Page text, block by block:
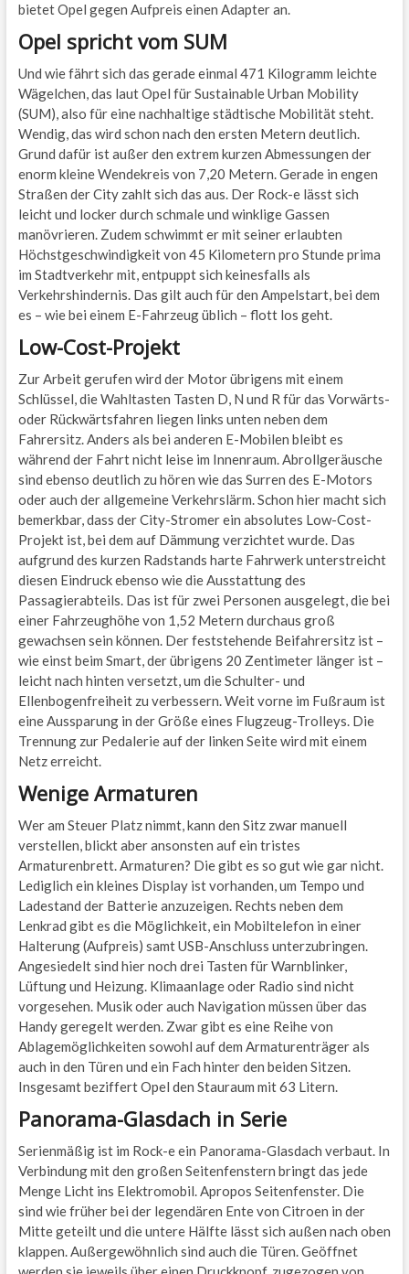
bietet Opel gegen Aufpreis einen Adapter an.
Opel spricht vom SUM
Und wie fährt sich das gerade einmal 471 Kilogramm leichte
Wägelchen, das laut Opel für Sustainable Urban Mobility
(SUM), also für eine nachhaltige städtische Mobilität steht.
Wendig, das wird schon nach den ersten Metern deutlich.
Grund dafür ist außer den extrem kurzen Abmessungen der
enorm kleine Wendekreis von 7,20 Metern. Gerade in engen
Straßen der City zahlt sich das aus. Der Rock-e lässt sich
leicht und locker durch schmale und winklige Gassen
manövrieren. Zudem schwimmt er mit seiner erlaubten
Höchstgeschwindigkeit von 45 Kilometern pro Stunde prima
im Stadtverkehr mit, entpuppt sich keinesfalls als
Verkehrshindernis. Das gilt auch für den Ampelstart, bei dem
es – wie bei einem E-Fahrzeug üblich – flott los geht.
Low-Cost-Projekt
Zur Arbeit gerufen wird der Motor übrigens mit einem
Schlüssel, die Wahltasten Tasten D, N und R für das Vorwärts-
oder Rückwärtsfahren liegen links unten neben dem
Fahrersitz. Anders als bei anderen E-Mobilen bleibt es
während der Fahrt nicht leise im Innenraum. Abrollgeräusche
sind ebenso deutlich zu hören wie das Surren des E-Motors
oder auch der allgemeine Verkehrslärm. Schon hier macht sich
bemerkbar, dass der City-Stromer ein absolutes Low-Cost-
Projekt ist, bei dem auf Dämmung verzichtet wurde. Das
aufgrund des kurzen Radstands harte Fahrwerk unterstreicht
diesen Eindruck ebenso wie die Ausstattung des
Passagierabteils. Das ist für zwei Personen ausgelegt, die bei
einer Fahrzeughöhe von 1,52 Metern durchaus groß
gewachsen sein können. Der feststehende Beifahrersitz ist –
wie einst beim Smart, der übrigens 20 Zentimeter länger ist –
leicht nach hinten versetzt, um die Schulter- und
Ellenbogenfreiheit zu verbessern. Weit vorne im Fußraum ist
eine Aussparung in der Größe eines Flugzeug-Trolleys. Die
Trennung zur Pedalerie auf der linken Seite wird mit einem
Netz erreicht.
Wenige Armaturen
Wer am Steuer Platz nimmt, kann den Sitz zwar manuell
verstellen, blickt aber ansonsten auf ein tristes
Armaturenbrett. Armaturen? Die gibt es so gut wie gar nicht.
Lediglich ein kleines Display ist vorhanden, um Tempo und
Ladestand der Batterie anzuzeigen. Rechts neben dem
Lenkrad gibt es die Möglichkeit, ein Mobiltelefon in einer
Halterung (Aufpreis) samt USB-Anschluss unterzubringen.
Angesiedelt sind hier noch drei Tasten für Warnblinker,
Lüftung und Heizung. Klimaanlage oder Radio sind nicht
vorgesehen. Musik oder auch Navigation müssen über das
Handy geregelt werden. Zwar gibt es eine Reihe von
Ablagemöglichkeiten sowohl auf dem Armaturenträger als
auch in den Türen und ein Fach hinter den beiden Sitzen.
Insgesamt beziffert Opel den Stauraum mit 63 Litern.
Panorama-Glasdach in Serie
Serienmäßig ist im Rock-e ein Panorama-Glasdach verbaut. In
Verbindung mit den großen Seitenfenstern bringt das jede
Menge Licht ins Elektromobil. Apropos Seitenfenster. Die
sind wie früher bei der legendären Ente von Citroen in der
Mitte geteilt und die untere Hälfte lässt sich außen nach oben
klappen. Außergewöhnlich sind auch die Türen. Geöffnet